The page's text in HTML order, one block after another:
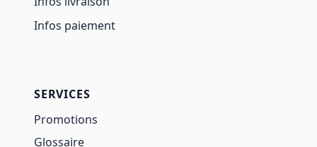
Infos paiement
SERVICES
Promotions
Glossaire